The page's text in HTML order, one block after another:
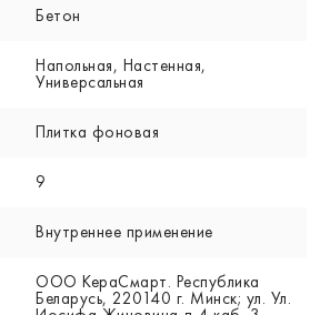
Бетон
Напольная, Настенная,
Универсальная
Плитка фоновая
9
Внутреннее применение
ООО КераСмарт. Республика
Беларусь, 220140 г. Минск; ул. Ул.